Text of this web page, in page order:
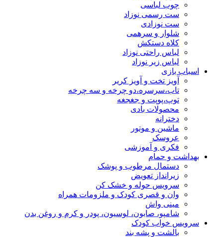
چوب لباسی
ست رسمی نوزاد
ست نوزادی
شلوار و سرهمی
کلاه دستکش
لباس راحتی نوزاد
لباس زیر نوزاد
اسباب بازی
آویز تخت و آویز کریر
تاب،سرسره،دو چرخه و سه چرخه
توپ،پوپت و جغجغه
محصولات بادی
دخترانه
ماشین و موتور
عروسک
فکری و آموزشی
بهداشت و حمام
دستمال مرطوب و پوشک
زیرانداز تعویض
سرویس حوله و خشک کن
وان و قصری کودک و ملزومات همراه
مینی واش
شامپو، صابون، لوسیون، پودر و کرم و روغن بدن
سرویس خواب کودک
بالشت و پشه بند